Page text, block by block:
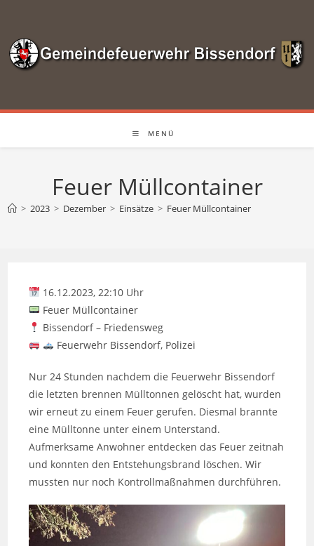
springen
MENÜ
Feuer Müllcontainer
> 2023 > Dezember > Einsätze > Feuer Müllcontainer
16.12.2023, 22:10 Uhr
Feuer Müllcontainer
Bissendorf – Friedensweg
Feuerwehr Bissendorf, Polizei
Nur 24 Stunden nachdem die Feuerwehr Bissendorf
die letzten brennen Mülltonnen gelöscht hat, wurden
wir erneut zu einem Feuer gerufen. Diesmal brannte
eine Mülltonne unter einem Unterstand.
Aufmerksame Anwohner entdecken das Feuer zeitnah
und konnten den Entstehungsbrand löschen. Wir
mussten nur noch Kontrollmaßnahmen durchführen.